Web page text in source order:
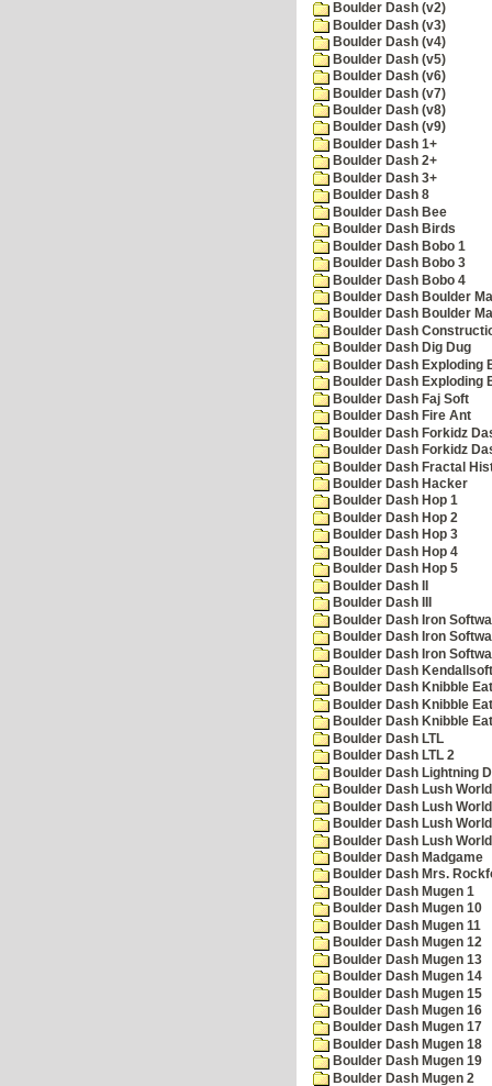
Boulder Dash (v2)
Boulder Dash (v3)
Boulder Dash (v4)
Boulder Dash (v5)
Boulder Dash (v6)
Boulder Dash (v7)
Boulder Dash (v8)
Boulder Dash (v9)
Boulder Dash 1+
Boulder Dash 2+
Boulder Dash 3+
Boulder Dash 8
Boulder Dash Bee
Boulder Dash Birds
Boulder Dash Bobo 1
Boulder Dash Bobo 3
Boulder Dash Bobo 4
Boulder Dash Boulder
Boulder Dash Boulder
Boulder Dash
Boulder Dash Dig Dug
Boulder Dash Exploding
Boulder Dash Exploding
Boulder Dash Faj Soft
Boulder Dash Fire Ant
Boulder Dash Forkidz
Boulder Dash Forkidz
Boulder Dash Fractal
Boulder Dash Hacker
Boulder Dash Hop 1
Boulder Dash Hop 2
Boulder Dash Hop 3
Boulder Dash Hop 4
Boulder Dash Hop 5
Boulder Dash II
Boulder Dash III
Boulder Dash Iron
Boulder Dash Iron
Boulder Dash Iron
Boulder Dash
Boulder Dash Knibble
Boulder Dash Knibble
Boulder Dash Knibble
Boulder Dash LTL
Boulder Dash LTL 2
Boulder Dash Lightning
Boulder Dash Lush
Boulder Dash Lush
Boulder Dash Lush
Boulder Dash Lush
Boulder Dash Madgame
Boulder Dash Mrs.
Boulder Dash Mugen 1
Boulder Dash Mugen 10
Boulder Dash Mugen 11
Boulder Dash Mugen 12
Boulder Dash Mugen 13
Boulder Dash Mugen 14
Boulder Dash Mugen 15
Boulder Dash Mugen 16
Boulder Dash Mugen 17
Boulder Dash Mugen 18
Boulder Dash Mugen 19
Boulder Dash Mugen 2